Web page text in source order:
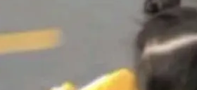
真实环境中——调用工
、处理错误、完成闭
还仅以 8B-MoT 的轻
更精细的真实质感、
迭代编辑。 相比 U
下方向上带来了显著
用来检查 Ubuntu
。 Canonical 工程师
说得很直白：「hwc
，它和它的依赖项都
来 Anthropic
之间来回跳，中间只